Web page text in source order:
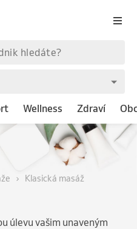
Wellness Zdraví
Klasická masáž
úlevu vašim unaveným